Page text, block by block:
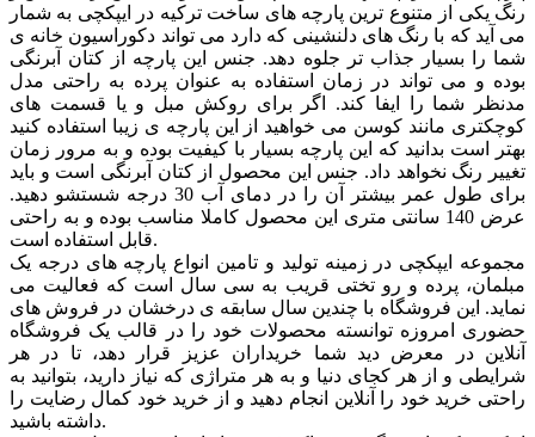
رنگ یکی از متنوع ترین پارچه های ساخت ترکیه در ایپکچی به شمار
می آید که با رنگ های دلنشینی که دارد می تواند دکوراسیون خانه ی
شما را بسیار جذاب تر جلوه دهد. جنس این پارچه از کتان آبرنگی
بوده و می تواند در زمان استفاده به عنوان پرده به راحتی مدل
مدنظر شما را ایفا کند. اگر برای روکش مبل و یا قسمت های
کوچکتری مانند کوسن می خواهید از این پارچه ی زیبا استفاده کنید
بهتر است بدانید که این پارچه بسیار با کیفیت بوده و به مرور زمان
تغییر رنگ نخواهد داد. جنس این محصول از کتان آبرنگی است و باید
برای طول عمر بیشتر آن را در دمای آب 30 درجه شستشو دهید.
عرض 140 سانتی متری این محصول کاملا مناسب بوده و به راحتی
قابل استفاده است.
مجموعه ایپکچی در زمینه تولید و تامین انواع پارچه های درجه یک
مبلمان، پرده و رو تختی قریب به سی سال است که فعالیت می
نماید. این فروشگاه با چندین سال سابقه ی درخشان در فروش های
حضوری امروزه توانسته محصولات خود را در قالب یک فروشگاه
آنلاین در معرض دید شما خریداران عزیز قرار دهد، تا در هر
شرایطی و از هر کجای دنیا و به هر متراژی که نیاز دارید، بتوانید به
راحتی خرید خود را آنلاین انجام دهید و از خرید خود کمال رضایت را
داشته باشید.